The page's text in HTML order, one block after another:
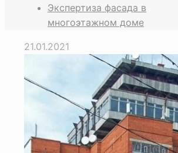
Экспертиза фасада в
многоэтажном доме
21.01.2021